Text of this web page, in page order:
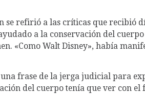
se refirió a las críticas que recibió
a la conservación del
«Como Walt Disney», había
frase de la jerga judicial para
del cuerpo tenía que ver con